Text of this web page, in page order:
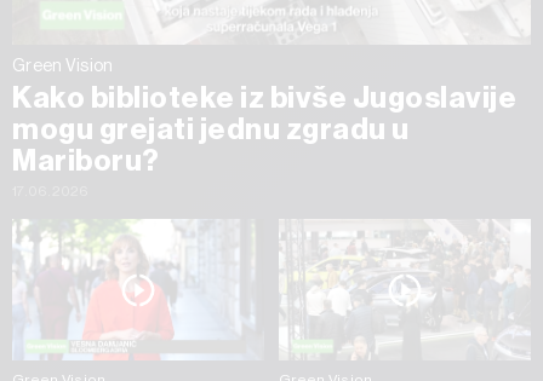
Green Vision
Kako biblioteke iz bivše Jugoslavije
mogu grejati jednu zgradu u
Mariboru?